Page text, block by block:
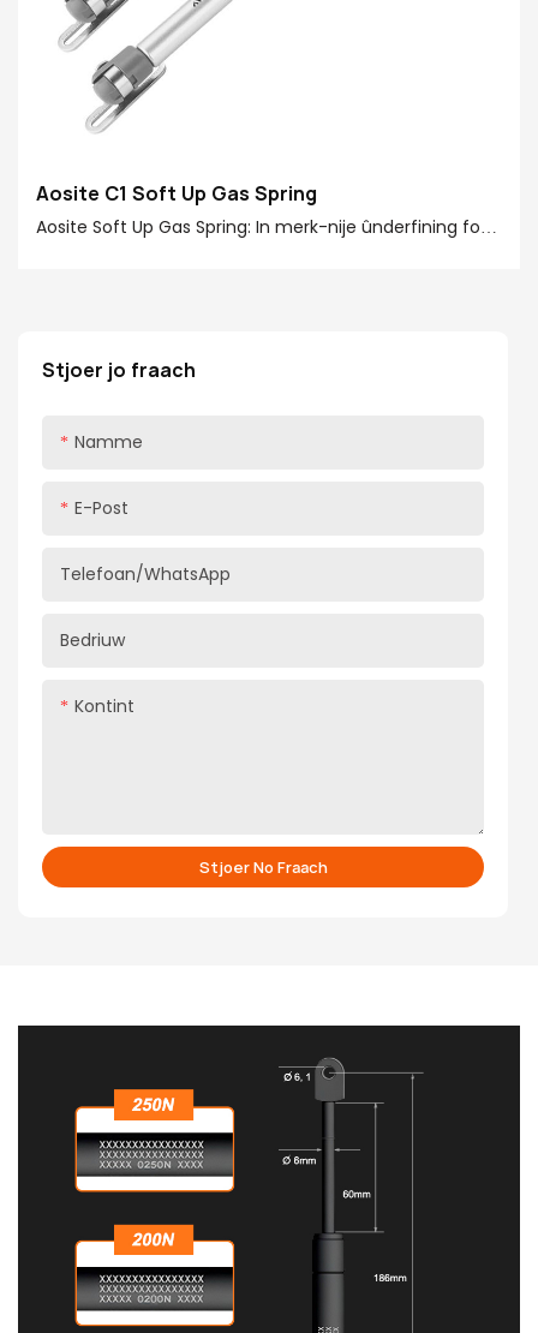
Stjoer jo fraach
Namme
E-Post
Telefoan/whatsApp
Bedriuw
Kontint
Stjoer No Fraach
Aosite C1 Soft Up Gas Spring
Aosite Soft Up Gas Spring: In merk-nije ûnderfining foar
se allegear mei gemak omgean, jo in mear handige